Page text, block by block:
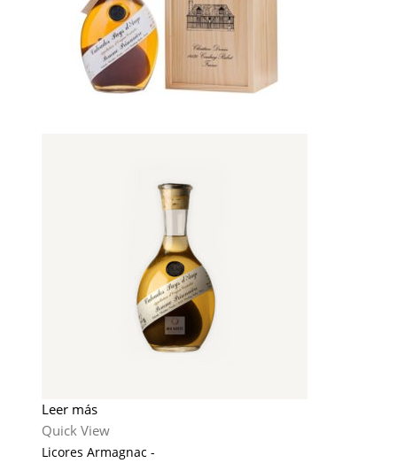
Leer más
Quick View
Licores Armagnac -